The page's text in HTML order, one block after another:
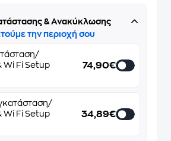
& Ανακύκλωσης
την περιοχή σου
Wi Fi Setup
74,90€
Wi Fi Setup
34,89€